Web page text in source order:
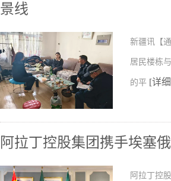
景线
新疆讯【
居民楼栋
的平 [详
阿拉丁控股集团携手埃塞
阿拉丁控